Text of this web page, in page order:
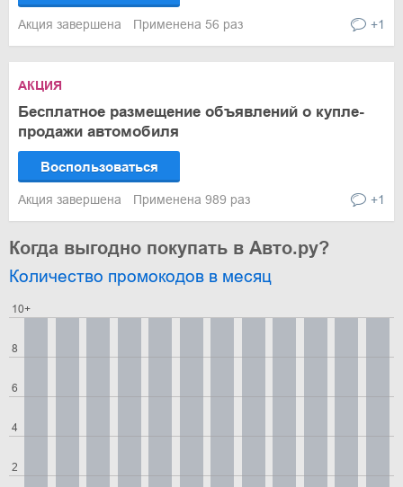
Акция завершена Применена 56 раз +1
АКЦИЯ
Бесплатное размещение объявлений о купле-
продажи автомобиля
Воспользоваться
Акция завершена Применена 989 раз +1
Когда выгодно покупать в Авто.ру?
Количество промокодов в месяц
2
4
6
8
10+